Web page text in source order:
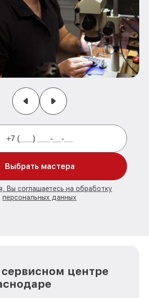
Выбрать мастера
Вы соглашаетесь на обработку
персональных данных
центре